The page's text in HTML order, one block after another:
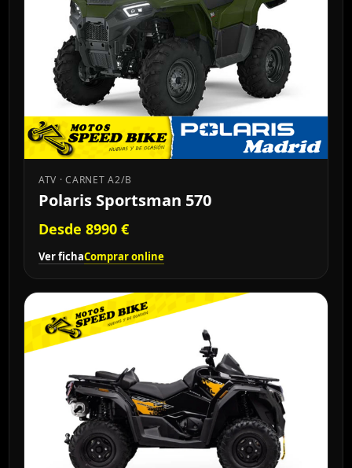
ATV · CARNET A2/B
Polaris Sportsman 570
Desde 8990 €
Ver fichaComprar online